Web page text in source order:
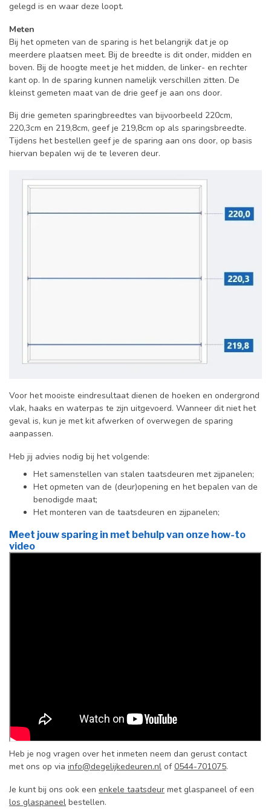
gelegd is en waar deze loopt.
Meten
Bij het opmeten van de sparing is het belangrijk dat je op
meerdere plaatsen meet. Bij de breedte is dit onder, midden en
boven. Bij de hoogte meet je het midden, de linker- en rechter
kant op. In de sparing kunnen namelijk verschillen zitten. De
kleinst gemeten maat van de drie geef je aan ons door.
Bij drie gemeten sparingbreedtes van bijvoorbeeld 220cm,
220,3cm en 219,8cm, geef je 219,8cm op als sparingsbreedte.
Tijdens het bestellen geef je de sparing aan ons door, op basis
hiervan bepalen wij de te leveren deur.
Voor het mooiste eindresultaat dienen de hoeken en ondergrond
vlak, haaks en waterpas te zijn uitgevoerd. Wanneer dit niet het
geval is, kun je met kit afwerken of overwegen de sparing
aanpassen.
Heb jij advies nodig bij het volgende:
Het samenstellen van stalen taatsdeuren met zijpanelen;
Het opmeten van de (deur)opening en het bepalen van de
benodigde maat;
Het monteren van de taatsdeuren en zijpanelen;
Meet jouw sparing in met behulp van onze how-to
video
Heb je nog vragen over het inmeten neem dan gerust contact
met ons op via info@degelijkedeuren.nl of0544-701075.
Je kunt bij ons ook een enkele taatsdeur met glaspaneel of een
los glaspaneel bestellen.